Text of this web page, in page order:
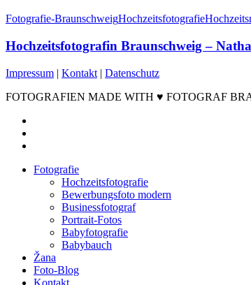
Fotografie-BraunschweigHochzeitsfotografie
Hochzeitsfotografin Braunschweig –
Impressum | Kontakt | Datenschutz
FOTOGRAFIEN MADE WITH ♥ FOTOGRAF
Close
Fotografie
Hochzeitsfotografie
Bewerbungsfoto modern
Businessfotograf
Portrait-Fotos
Babyfotografie
Babybauch
Žana
Foto-Blog
Kontakt